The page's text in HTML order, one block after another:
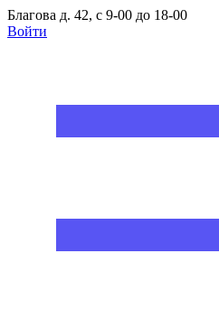
Благова д. 42, с 9-00 до 18-00
Войти